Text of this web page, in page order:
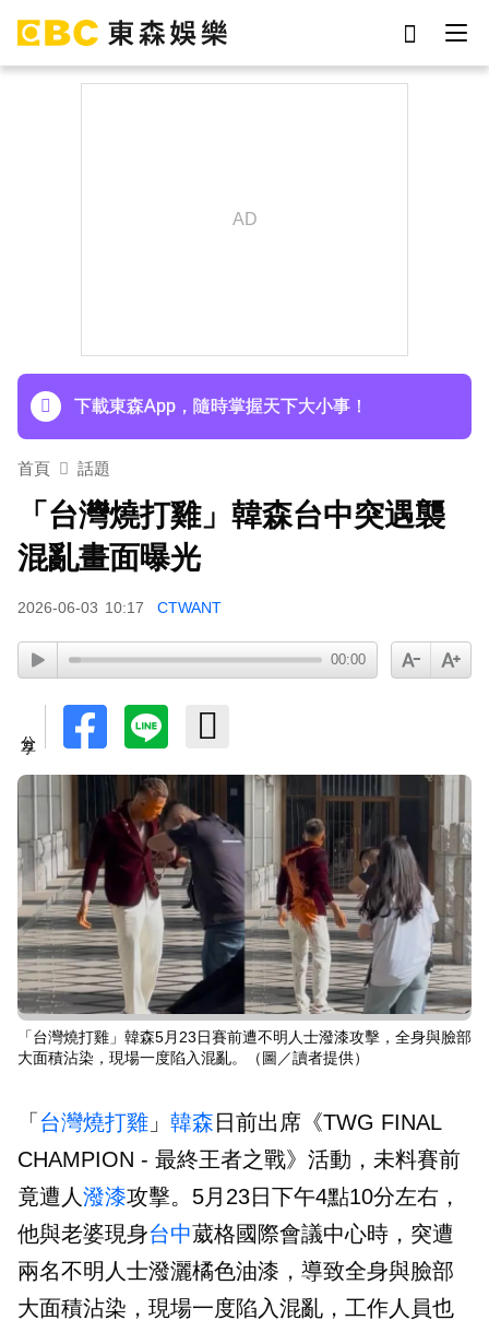
下載東森App，隨時掌握天下大小事！
首頁 話題
「台灣燒打雞」韓森台中突遇襲
混亂畫面曝光
2026-06-03 10:17 CTWANT
00:00
「台灣燒打雞」韓森5月23日賽前遭不明人士潑漆攻擊，全身與臉部
大面積沾染，現場一度陷入混亂。（圖／讀者提供）
「 台灣燒打雞 」 韓森 日前出席《TWG FINAL
CHAMPION - 最終王者之戰》活動，未料賽前
竟遭人潑漆攻擊。5月23日下午4點10分左右，
他與老婆現身台中葳格國際會議中心時，突遭
兩名不明人士潑灑橘色油漆，導致全身與臉部
大面積沾染，現場一度陷入混亂，工作人員也